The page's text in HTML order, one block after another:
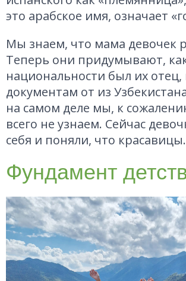
это арабское имя, означает
Мы знаем, что мама девочек
Теперь они придумывают,
национальности был их отец,
документам от из
на самом деле мы, к
всего не узнаем. Сейчас
себя и поняли, что красавицы.
Фундамент